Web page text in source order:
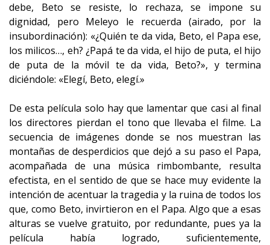
debe, Beto se resiste, lo rechaza, se impone su
dignidad, pero Meleyo le recuerda (airado, por la
insubordinación): «¿Quién te da vida, Beto, el Papa ese,
los milicos…, eh? ¿Papá te da vida, el hijo de puta, el hijo
de puta de la móvil te da vida, Beto?», y termina
diciéndole: «Elegí, Beto, elegí.»
De esta película solo hay que lamentar que casi al final
los directores pierdan el tono que llevaba el filme. La
secuencia de imágenes donde se nos muestran las
montañas de desperdicios que dejó a su paso el Papa,
acompañada de una música rimbombante, resulta
efectista, en el sentido de que se hace muy evidente la
intención de acentuar la tragedia y la ruina de todos los
que, como Beto, invirtieron en el Papa. Algo que a esas
alturas se vuelve gratuito, por redundante, pues ya la
película había logrado, suficientemente,